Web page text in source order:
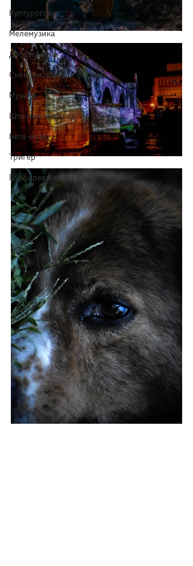
Културоглед
Мелемузика
Добри гости
Скопски поетски фестивал
Музика
Што има низ град?
Бета-музеј
Тригер
Го зборевме ова?